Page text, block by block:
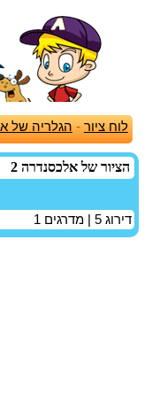
לוח ציור - הגלריה של
הציור של אלכסנדרה 2
דירוג 5 | מדרגים 1